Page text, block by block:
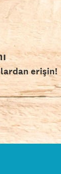
erişin!